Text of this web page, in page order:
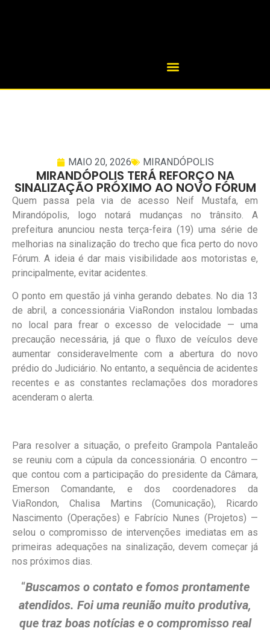
MAIO 20, 2026 MIRANDÓPOLIS
MIRANDÓPOLIS TERÁ REFORÇO NA
SINALIZAÇÃO PRÓXIMO AO NOVO FÓRUM
Quem passa pela via de acesso Neif Mustafa, em
Mirandópolis, logo notará mudanças no trânsito. A
prefeitura anunciou nesta terça-feira (19) uma série de
melhorias na sinalização do trecho que fica perto do novo
Fórum. A ideia é dar mais visibilidade aos motoristas e,
principalmente, evitar acidentes.
O ponto em questão já vinha gerando debates. No dia 13
de abril, a concessionária ViaRondon instalou lombadas
no local para frear o excesso de velocidade — uma
precaução necessária, já que o fluxo de veículos deve
aumentar consideravelmente com a abertura do novo
prédio do Judiciário. No entanto, a sequência de acidentes
recentes e as constantes reclamações dos moradores
acenderam o alerta.
Para resolver a situação, o prefeito Grampola Pantaleão
se reuniu com a cúpula da concessionária. O encontro —
que contou com a participação do presidente da Câmara,
Emerson Comandante, e dos coordenadores da
ViaRondon, Chalisa Martins (Comunicação), Ricardo
Nascimento (Operações) e Fabrício Nunes (Projetos) —
selou o compromisso de intervenções imediatas em as
primeiras adequações na sinalização, devem começar já
nos próximos dias.
“Buscamos o contato e fomos prontamente
atendidos. Foi uma reunião muito produtiva,
que traz boas notícias e o compromisso real